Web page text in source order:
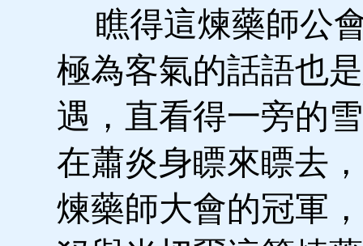
瞧得這煉藥師公
極為客氣的話語也
遇，直看得一旁的
在蕭炎身瞟來瞟去
煉藥師大會的冠軍